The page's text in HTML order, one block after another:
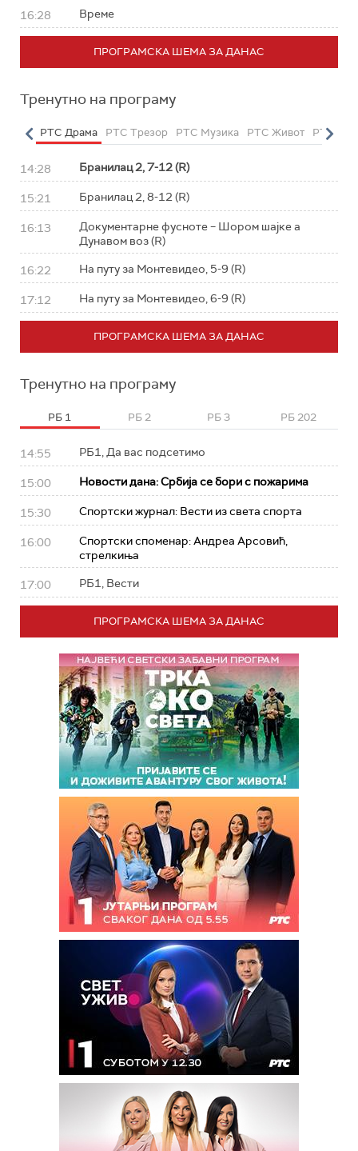
16:28 Време
ПРОГРАМСКА ШЕМА ЗА ДАНАС
Тренутно на програму
РТС Драма РТС Трезор РТС Музика РТС Живот РТС
14:28 Бранилац 2, 7-12 (R)
15:21 Бранилац 2, 8-12 (R)
16:13
Документарне фусноте – Шором шајке а
Дунавом воз (R)
16:22 На путу за Монтевидео, 5-9 (R)
17:12 На путу за Монтевидео, 6-9 (R)
ПРОГРАМСКА ШЕМА ЗА ДАНАС
Тренутно на програму
РБ 1 РБ 2 РБ 3 РБ 202
14:55 РБ1, Да вас подсетимо
15:00 Новости дана: Србија се бори с пожарима
15:30 Спортски журнал: Вести из света спорта
16:00
Спортски споменар: Андреа Арсовић,
стрелкиња
17:00 РБ1, Вести
ПРОГРАМСКА ШЕМА ЗА ДАНАС